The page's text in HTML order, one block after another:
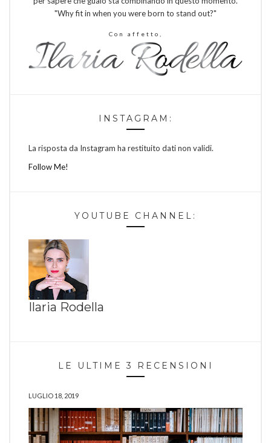
"Why fit in when you were born to stand out?"
Con affetto,
INSTAGRAM:
La risposta da Instagram ha restituito dati non validi.
Follow Me!
YOUTUBE CHANNEL:
Ilaria Rodella
LE ULTIME 3 RECENSIONI
LUGLIO 18, 2019